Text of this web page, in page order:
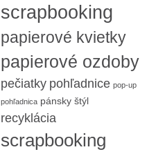
scrapbooking
papierové kvietky
papierové ozdoby
pečiatky pohľadnice pop-up
pohľadnica pánsky štýl
recyklácia
scrapbooking